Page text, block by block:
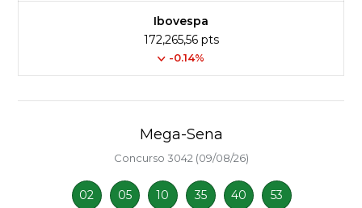
Ibovespa
172,265,56 pts
-0.14%
Mega-Sena
Concurso 3042 (09/08/26)
02 05 10 35 40 53